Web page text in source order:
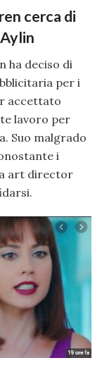
cerca di
ha deciso di
per i
accettato
lavoro per
Suo malgrado
i
art director